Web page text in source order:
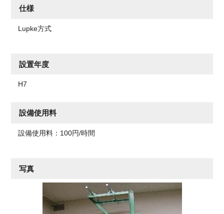
仕様
Lupke方式
設置年度
H7
設備使用料
設備使用料：100円/時間
写真